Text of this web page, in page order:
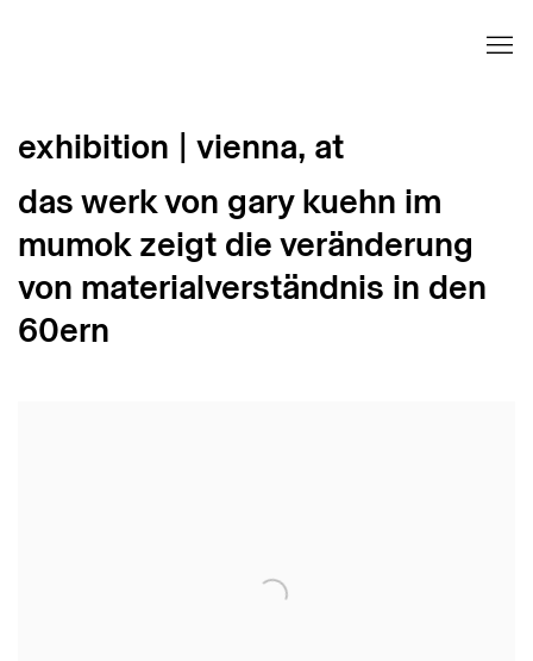
exhibition | vienna, at
das werk von gary kuehn im
mumok zeigt die veränderung
von materialverständnis in den
60ern